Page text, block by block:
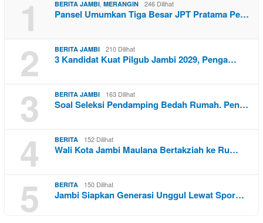
1 BERITA JAMBI MERANGIN 246 Dilihat
Pansel Umumkan Tiga Besar JPT Pratama Pe…
2 BERITA JAMBI 210 Dilihat
3 Kandidat Kuat Pilgub Jambi 2029, Penga…
3 BERITA JAMBI 163 Dilihat
Soal Seleksi Pendamping Bedah Rumah. Pen…
4 BERITA 152 Dilihat
Wali Kota Jambi Maulana Bertakziah ke Ru…
5 BERITA 150 Dilihat
Jambi Siapkan Generasi Unggul Lewat Spor…